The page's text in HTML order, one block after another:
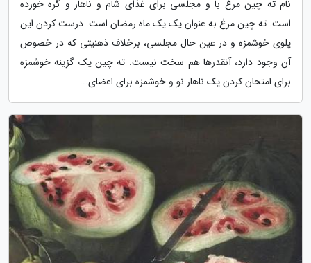
نام ته چین مرغ با و مجلسی برای غذای شام و ناهار و گره خورده
است. ته چین مرغ به عنوان یک یک ماه رمضان است. درست کردن این
پلوی خوشمزه و در عین حال مجلسی، برخلاف ذهنیتی که در خصوص
آن وجود دارد، آنقدرها هم سخت نیست. ته چین یک گزینه خوشمزه
برای امتحان کردن یک ناهار نو و خوشمزه برای اعضای...